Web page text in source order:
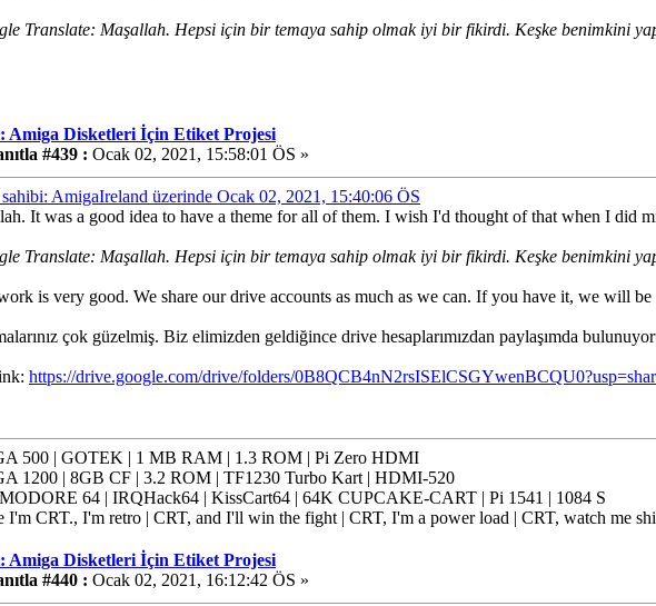
Translate: Maşallah. Hepsi için bir temaya sahip olmak iyi bir fikirdi. Keşke benimkini
Amiga Disketleri İçin Etiket Projesi
#439 : Ocak 02, 2021, 15:58:01 ÖS »
sahibi: AmigaIreland üzerinde Ocak 02, 2021, 15:40:06 ÖS
It was a good idea to have a theme for all of them. I wish I'd thought of that when I did
Translate: Maşallah. Hepsi için bir temaya sahip olmak iyi bir fikirdi. Keşke benimkini
is very good. We share our drive accounts as much as we can. If you have it, we will
çok güzelmiş. Biz elimizden geldiğince drive hesaplarımızdan paylaşımda
https://drive.google.com/drive/folders/
500 | GOTEK | 1 MB RAM | 1.3 ROM | Pi Zero HDMI
1200 | 8GB CF | 3.2 ROM | TF1230 Turbo Kart | HDMI-520
64 | IRQHack64 | KissCart64 | 64K CUPCAKE-CART | Pi 1541 | 1084 S
I'm CRT., I'm retro | CRT, and I'll win the fight | CRT, I'm a power load | CRT, watch me
Amiga Disketleri İçin Etiket Projesi
#440 : Ocak 02, 2021, 16:12:42 ÖS »